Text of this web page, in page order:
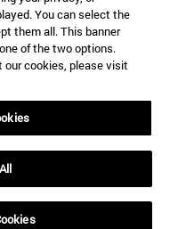
You can select the
them all. This banner
of the two options.
our cookies, please visit